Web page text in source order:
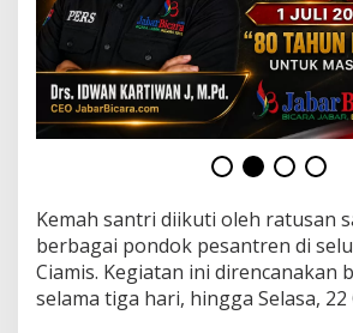
P
e
r
s
a
u
a
r
a
a
n
Kemah santri diikuti oleh ratusan
berbagai pondok pesantren di
Ciamis. Kegiatan ini direncanakan
selama tiga hari, hingga Selasa,